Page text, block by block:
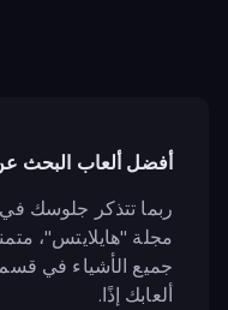
أفضل ألعاب البحث
ربما تتذكر جلوسك
مجلة "هايلايتس"،
جميع الأشياء في
ألعابك إذًا.